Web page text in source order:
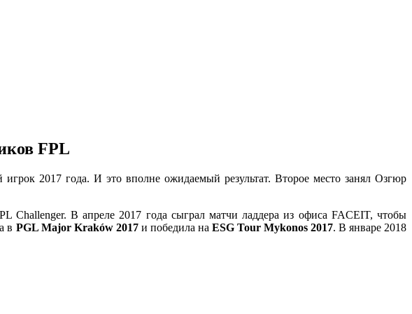
FPL
2017 года. И это вполне ожидаемый результат. Второе место занял Озгюр
Challenger. В апреле 2017 года сыграл матчи ладдера из офиса FACEIT, чтобы
в PGL Major Kraków 2017и победила на ESG Tour Mykonos 2017. В январе 2018